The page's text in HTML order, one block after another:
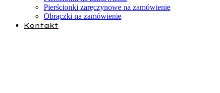
Pierścionki zaręczynowe na zamówienie
Obrączki na zamówienie
Kontakt